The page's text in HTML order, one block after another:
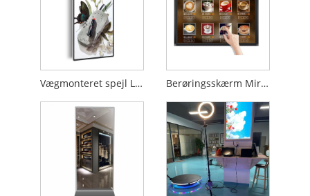
Vægmonteret spejl LCD -skærm Berøringsskærm Mirror LCD Display